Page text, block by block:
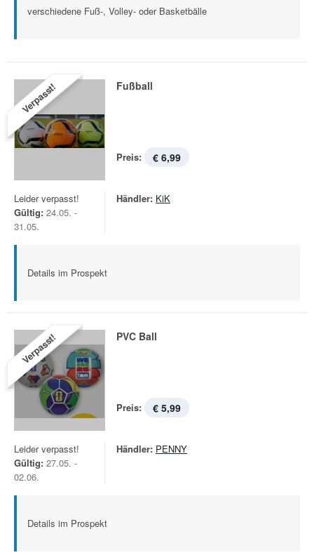
verschiedene Fuß-, Volley- oder Basketbälle
Verpasst! Fußball
Preis: € 6,99
Leider verpasst!
Gültig: 24.05. -
31.05.
Händler: KiK
Details im Prospekt
Verpasst! PVC Ball
Preis: € 5,99
Leider verpasst!
Gültig: 27.05. -
02.06.
Händler: PENNY
Details im Prospekt